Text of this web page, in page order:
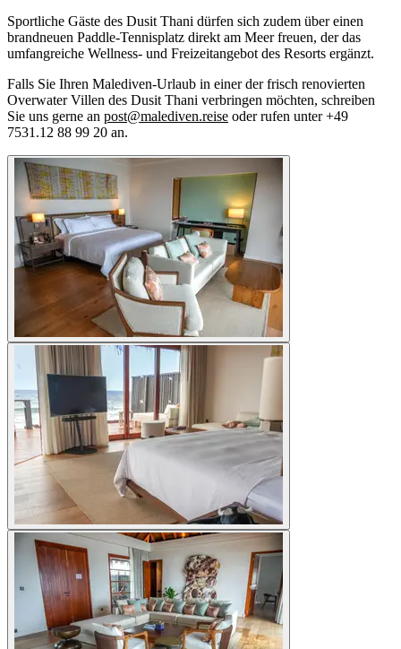
Sportliche Gäste des Dusit Thani dürfen sich zudem über einen
brandneuen Paddle-Tennisplatz direkt am Meer freuen, der das
umfangreiche Wellness- und Freizeitangebot des Resorts ergänzt.
Falls Sie Ihren Malediven-Urlaub in einer der frisch renovierten
Overwater Villen des Dusit Thani verbringen möchten, schreiben
Sie uns gerne an post@malediven.reise oder rufen unter +49
7531.12 88 99 20 an.